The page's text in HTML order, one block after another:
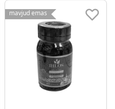
mavjud emas